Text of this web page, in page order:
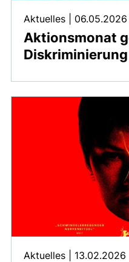
Aktionsmonat
Diskriminierung
Aktuelles 06.05.2026
Aktuelles 13.02.2026